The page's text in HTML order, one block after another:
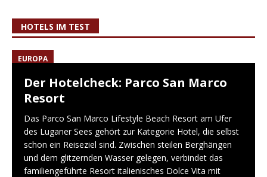
HOTELS IM TEST
EUROPA
Der Hotelcheck: Parco San Marco
Resort
Das Parco San Marco Lifestyle Beach Resort am Ufer
des Luganer Sees gehört zur Kategorie Hotel, die selbst
schon ein Reiseziel sind. Zwischen steilen Berghängen
und dem glitzernden Wasser gelegen, verbindet das
familiengeführte Resort italienisches Dolce Vita mit